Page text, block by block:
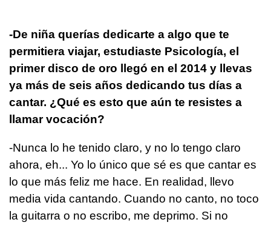
-De niña querías dedicarte a algo que te
permitiera viajar, estudiaste Psicología, el
primer disco de oro llegó en el 2014 y llevas
ya más de seis años dedicando tus días a
cantar. ¿Qué es esto que aún te resistes a
llamar vocación?
-Nunca lo he tenido claro, y no lo tengo claro
ahora, eh... Yo lo único que sé es que cantar es
lo que más feliz me hace. En realidad, llevo
media vida cantando. Cuando no canto, no toco
la guitarra o no escribo, me deprimo. Si no